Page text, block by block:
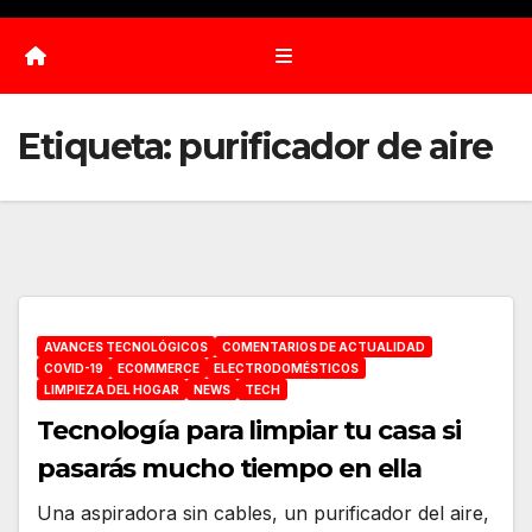
Etiqueta: purificador de aire
AVANCES TECNOLÓGICOS
COMENTARIOS DE ACTUALIDAD
COVID-19
ECOMMERCE
ELECTRODOMÉSTICOS
LIMPIEZA DEL HOGAR
NEWS TECH
Tecnología para limpiar tu casa si
pasarás mucho tiempo en ella
Una aspiradora sin cables, un purificador del aire,